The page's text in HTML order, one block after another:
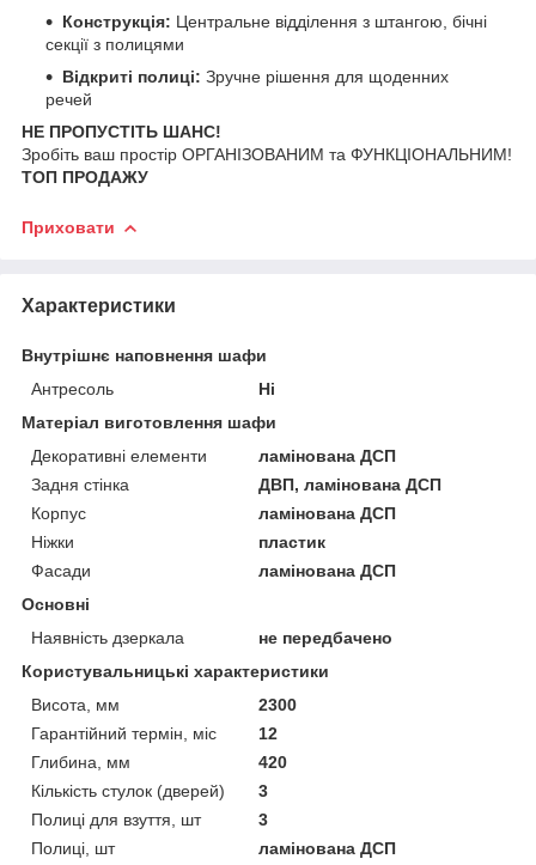
Конструкція: Центральне відділення з штангою, бічні
секції з полицями
Відкриті полиці: Зручне рішення для щоденних
речей
НЕ ПРОПУСТІТЬ ШАНС!
Зробіть ваш простір ОРГАНІЗОВАНИМ та ФУНКЦІОНАЛЬНИМ!
ТОП ПРОДАЖУ
Приховати
Характеристики
Внутрішнє наповнення шафи
Антресоль
Ні
Матеріал виготовлення шафи
Декоративні елементи
ламінована ДСП
Задня стінка
ДВП, ламінована ДСП
Корпус
ламінована ДСП
Ніжки
пластик
Фасади
ламінована ДСП
Основні
Наявність дзеркала
не передбачено
Користувальницькі характеристики
Висота, мм
2300
Гарантійний термін, міс
12
Глибина, мм
420
Кількість стулок (дверей)
3
Полиці для взуття, шт
3
Полиці, шт
ламінована ДСП